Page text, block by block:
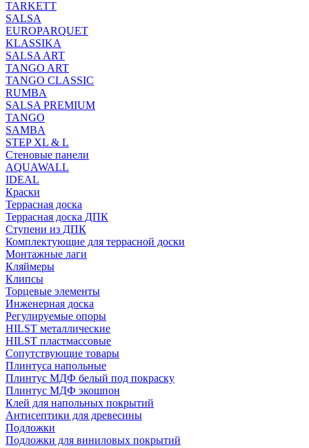
TARKETT
SALSA
EUROPARQUET
KLASSIKA
SALSA ART
TANGO ART
TANGO CLASSIC
RUMBA
SALSA PREMIUM
TANGO
SAMBA
STEP XL & L
Стеновые панели
AQUAWALL
IDEAL
Краски
Террасная доска
Террасная доска ДПК
Ступени из ДПК
Комплектующие для террасной доски
Монтажные лаги
Кляймеры
Клипсы
Торцевые элементы
Инженерная доска
Регулируемые опоры
HILST металлические
HILST пластмассовые
Сопутствующие товары
Плинтуса напольные
Плинтус МДФ белый под покраску
Плинтус МДФ экошпон
Клей для напольных покрытий
Антисептики для древесины
Подложки
Подложки для виниловых покрытий